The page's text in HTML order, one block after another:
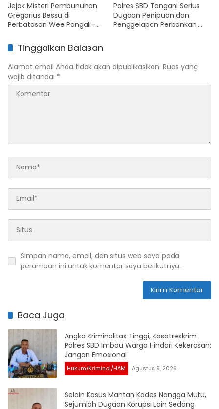
Jejak Misteri Pembunuhan
Gregorius Bessu di
Perbatasan Wee Pangali–
Soal Pelaku yang Disebut
Sudah Dibantai Jadi Sorotan
Polres SBD Tangani Serius
Dugaan Penipuan dan
Penggelapan Perbankan,
Tinggalkan Balasan
Alamat email Anda tidak akan dipublikasikan. Ruas yang
wajib ditandai *
Simpan nama, email, dan situs web saya pada
peramban ini untuk komentar saya berikutnya.
Baca Juga
Angka Kriminalitas Tinggi, Kasatreskrim
Polres SBD Imbau Warga Hindari Kekerasan:
Jangan Emosional
Hukum/Kriminal/HAM Agustus 9, 2026
Selain Kasus Mantan Kades Nangga Mutu,
Sejumlah Dugaan Korupsi Lain Sedang